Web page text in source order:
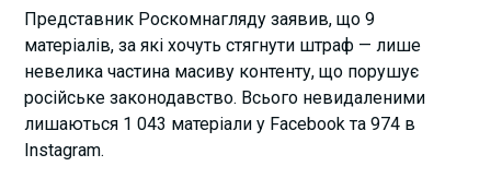
Представник Роскомнагляду заявив, що 9
матеріалів, за які хочуть стягнути штраф — лише
невелика частина масиву контенту, що порушує
російське законодавство. Всього невидаленими
лишаються 1 043 матеріали у Facebook та 974 в
Instagram.